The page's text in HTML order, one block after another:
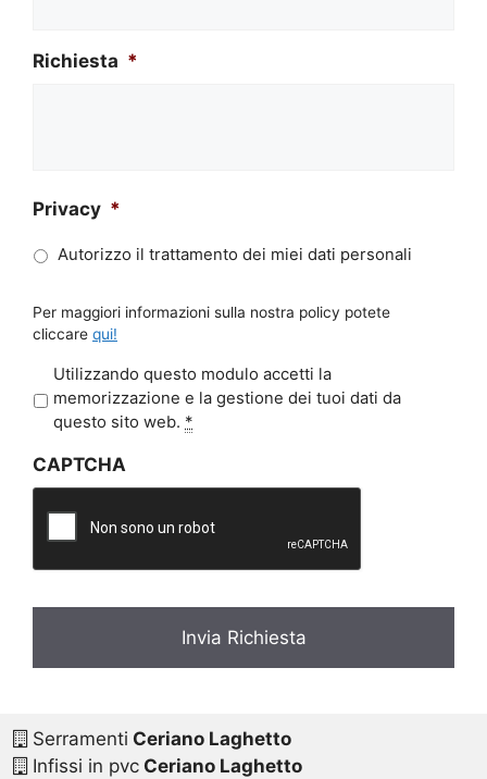
Richiesta *
Privacy *
Autorizzo il trattamento dei miei dati personali
Per maggiori informazioni sulla nostra policy potete
cliccare qui!
r
a
c
*
Utilizzando questo modulo accetti la
memorizzazione e la gestione dei tuoi dati da
questo sito web. *
CAPTCHA
Serramenti Ceriano Laghetto
Infissi in pvcCeriano Laghetto